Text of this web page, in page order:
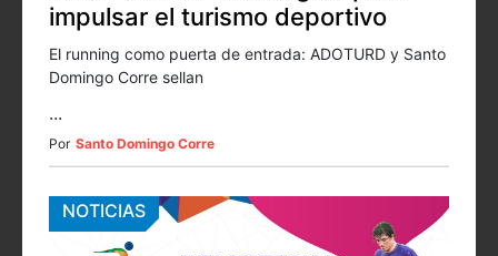
impulsar el turismo deportivo
El running como puerta de entrada: ADOTURD y Santo
Domingo Corre sellan
...
Por Santo Domingo Corre
NOTICIAS